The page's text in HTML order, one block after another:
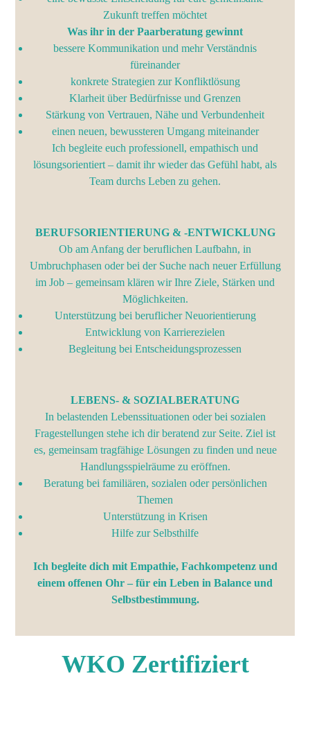
Zukunft treffen möchtet
Was ihr in der Paarberatung gewinnt
bessere Kommunikation und mehr Verständnis
füreinander
konkrete Strategien zur Konfliktlösung
Klarheit über Bedürfnisse und Grenzen
Stärkung von Vertrauen, Nähe und Verbundenheit
einen neuen, bewussteren Umgang miteinander
Ich begleite euch professionell, empathisch und
lösungsorientiert – damit ihr wieder das Gefühl habt, als
Team durchs Leben zu gehen.
BERUFSORIENTIERUNG & -ENTWICKLUNG
Ob am Anfang der beruflichen Laufbahn, in
Umbruchphasen oder bei der Suche nach neuer Erfüllung
im Job – gemeinsam klären wir Ihre Ziele, Stärken und
Möglichkeiten.
Unterstützung bei beruflicher Neuorientierung
Entwicklung von Karrierezielen
Begleitung bei Entscheidungsprozessen
LEBENS- & SOZIALBERATUNG
In belastenden Lebenssituationen oder bei sozialen
Fragestellungen stehe ich dir beratend zur Seite. Ziel ist
es, gemeinsam tragfähige Lösungen zu finden und neue
Handlungsspielräume zu eröffnen.
Beratung bei familiären, sozialen oder persönlichen
Themen
Unterstützung in Krisen
Hilfe zur Selbsthilfe
Ich begleite dich mit Empathie, Fachkompetenz und
einem offenen Ohr – für ein Leben in Balance und
Selbstbestimmung.
WKO Zertifiziert